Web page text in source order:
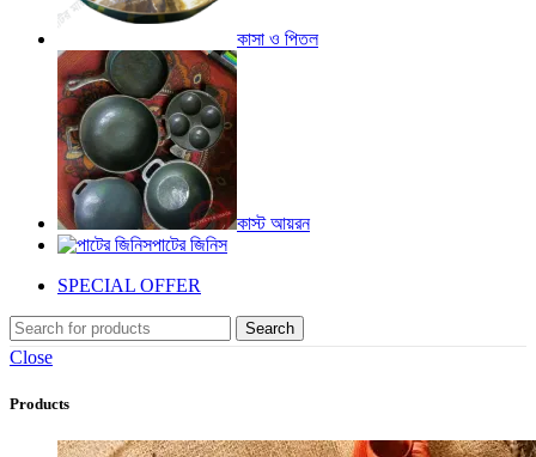
কাসা ও পিতল
কাস্ট আয়রন
পাটের জিনিস
SPECIAL OFFER
Search
Close
Products